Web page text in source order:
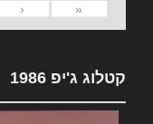
«
‹
קטלוג ג'יפ 1986